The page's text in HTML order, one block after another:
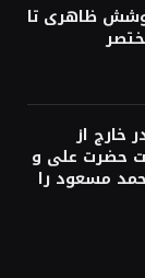
ظاهری تا
خارج از
حضرت علی و
مسعود را